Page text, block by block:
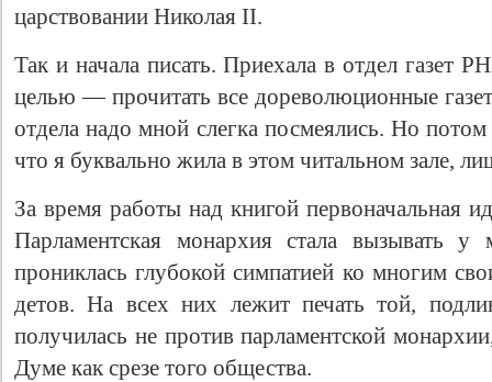
царствовании Николая II.
Так и начала писать. Приехала в отдел газет
целью — прочитать все дореволюционные
отдела надо мной слегка посмеялись. Но
что я буквально жила в этом читальном зале,
За время работы над книгой первоначальная
Парламентская монархия стала вызывать
прониклась глубокой симпатией ко многим
детов. На всех них лежит печать той,
получилась не против парламентской
Думе как срезе того общества.